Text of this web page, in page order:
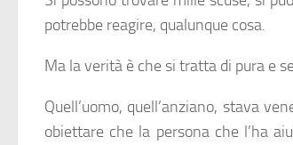
potrebbe reagire, qualunque cosa.
Ma la verità è che si tratta di pura e
Quell’uomo, quell’anziano, stava
obiettare che la persona che l’ha